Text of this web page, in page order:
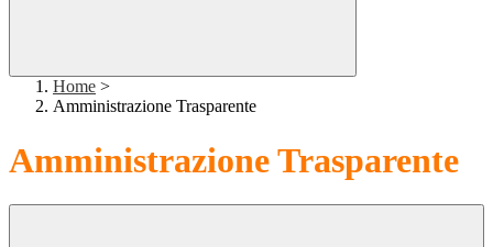
Home >
Amministrazione Trasparente
Amministrazione Trasparente